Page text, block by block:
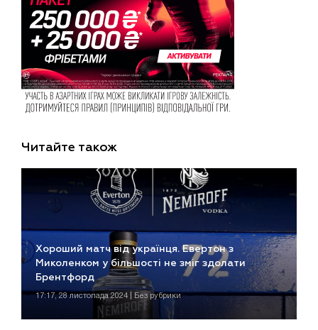
Читайте також
Хороший матч від українця. Евертон з
Миколенком у більшості не зміг здолати
Брентфорд
17:17, 28 листопада 2024 | Без рубрики